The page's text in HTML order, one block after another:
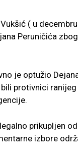
( u
Peruničića
je optužio
protivnici
prikupljen
izbore